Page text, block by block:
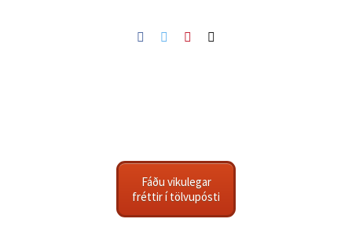
Facebook
TwitterPinterest
Fáðu vikulegar
fréttir í tölvupósti